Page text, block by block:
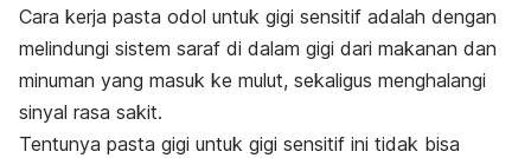
Cara kerja pasta odol untuk gigi sensitif adalah dengan
melindungi sistem saraf di dalam gigi dari makanan dan
minuman yang masuk ke mulut, sekaligus menghalangi
sinyal rasa sakit.
Tentunya pasta gigi untuk gigi sensitif ini tidak bisa